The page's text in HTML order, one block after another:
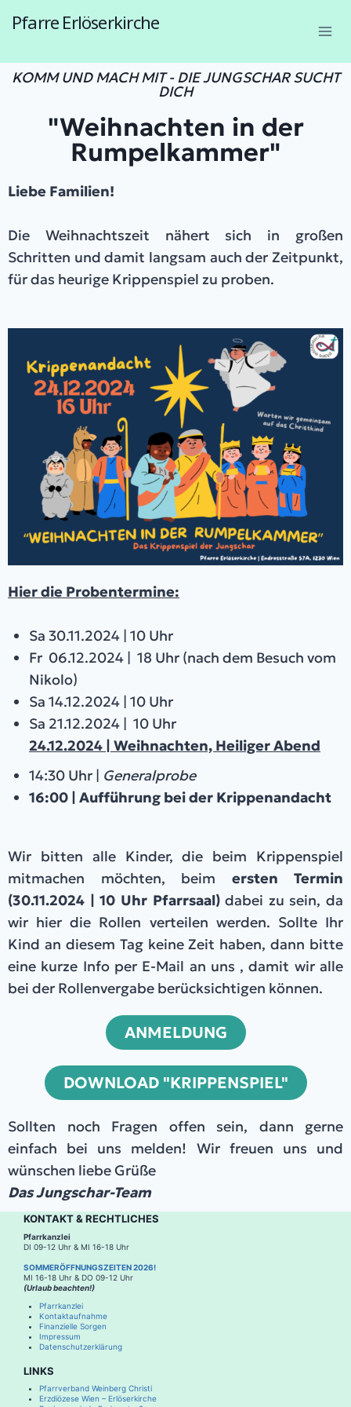
Pfarre Erlöserkirche
KOMM UND MACH MIT - DIE JUNGSCHAR SUCHT
DICH
"Weihnachten in der
Rumpelkammer"
Liebe Familien!
Die Weihnachtszeit nähert sich in großen
Schritten und damit langsam auch der Zeitpunkt,
für das heurige Krippenspiel zu proben.
Hier die Probentermine:
Sa 30.11.2024 | 10 Uhr
Fr 06.12.2024 | 18 Uhr (nach dem Besuch vom
Nikolo)
Sa 14.12.2024 | 10 Uhr
Sa 21.12.2024 | 10 Uhr
24.12.2024 | Weihnachten, Heiliger Abend
14:30 Uhr | Generalprobe
16:00 | Aufführung bei der Krippenandacht
Wir bitten alle Kinder, die beim Krippenspiel
mitmachen möchten, beim ersten Termin
(30.11.2024 | 10 Uhr Pfarrsaal)dabei zu sein, da
wir hier die Rollen verteilen werden. Sollte Ihr
Kind an diesem Tag keine Zeit haben, dann bitte
eine kurze Info per E-Mail an uns , damit wir alle
bei der Rollenvergabe berücksichtigen können.
Sollten noch Fragen offen sein, dann gerne
einfach bei uns melden! Wir freuen uns und
wünschen liebe Grüße
Das Jungschar-Team
ANMELDUNG
DOWNLOAD "KRIPPENSPIEL"
KONTAKT & RECHTLICHES
Pfarrkanzlei
DI 09-12 Uhr & MI 16-18 Uhr
SOMMERÖFFNUNGSZEITEN 2026!
MI 16-18 Uhr & DO 09-12 Uhr
(Urlaub beachten!)
Pfarrkanzlei
Kontaktaufnahme
Finanzielle Sorgen
Impressum
Datenschutzerklärung
LINKS
Pfarrverband Weinberg Christi
Erzdiözese Wien – Erlöserkirche